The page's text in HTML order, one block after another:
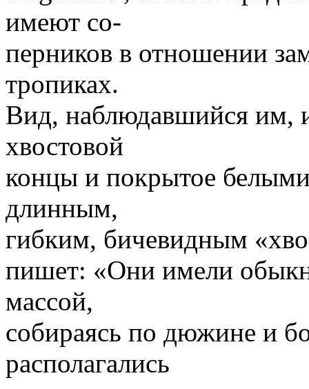
имеют со-
перников в отношении
тропиках.
Вид, наблюдавшийся им,
хвостовой
концы и покрытое
длинным,
гибким, бичевидным
пишет: «Они имели
массой,
собираясь по дюжине и
располагались